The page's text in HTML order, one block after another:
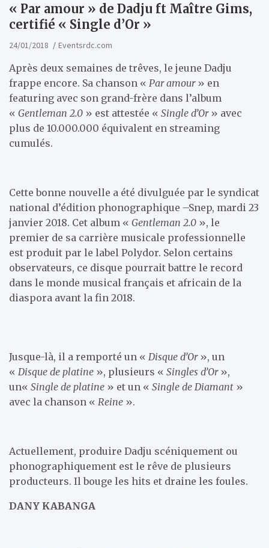
« Par amour » de Dadju ft Maître Gims,
certifié « Single d’Or »
24/01/2018 Eventsrdc.com
Après deux semaines de trêves, le jeune Dadju
frappe encore. Sa chanson « Par amour» en
featuring avec son grand-frère dans l’album
« Gentleman 2.0 » est attestée « Single d’Or» avec
plus de 10.000.000 équivalent en streaming
cumulés.
Cette bonne nouvelle a été divulguée par le syndicat
national d’édition phonographique –Snep, mardi 23
janvier 2018. Cet album « Gentleman 2.0 », le
premier de sa carrière musicale professionnelle
est produit par le label Polydor. Selon certains
observateurs, ce disque pourrait battre le record
dans le monde musical français et africain de la
diaspora avant la fin 2018.
Jusque-là, il a remporté un « Disque d’Or», un
« Disque de platine », plusieurs « Singles d’Or»,
un« Single de platine » et un « Single de Diamant »
avec la chanson « Reine ».
Actuellement, produire Dadju scéniquement ou
phonographiquement est le rêve de plusieurs
producteurs. Il bouge les hits et draine les foules.
DANY KABANGA